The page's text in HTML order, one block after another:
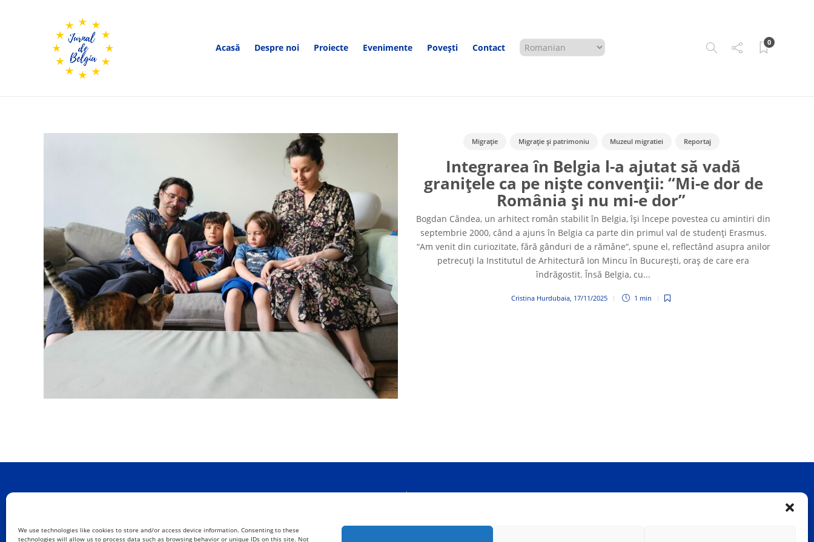
We use technologies like cookies to store and/or access device information. Consenting to these
technologies will allow us to process data such as browsing behavior or unique IDs on this site. Not
Acasă Despre noi Proiecte Evenimente Povești Contact 0
Migrație Migrație și patrimoniu Muzeul migratiei Reportaj
Integrarea în Belgia l-a ajutat să vadă
granițele ca pe niște convenții: “Mi-e dor de
România și nu mi-e dor”
Bogdan Cândea, un arhitect român stabilit în Belgia, își începe povestea cu amintiri din
septembrie 2000, când a ajuns în Belgia ca parte din primul val de studenți Erasmus.
“Am venit din curiozitate, fără gânduri de a rămâne“, spune el, reflectând asupra anilor
petrecuți la Institutul de Arhitectură Ion Mincu în București, oraș de care era
îndrăgostit. Însă Belgia, cu...
Cristina Hurdubaia, 17/11/2025 1 min